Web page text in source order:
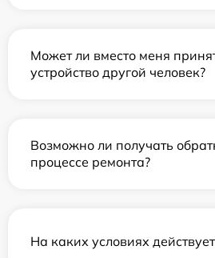
Может ли вместо меня
устройство другой человек?
Возможно ли получать
процессе ремонта?
На каких условиях